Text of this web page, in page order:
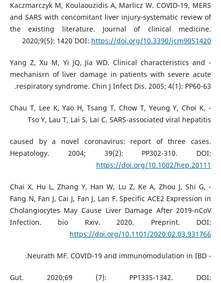
Kaczmarczyk M, Koulaouzidis A, Marlicz W. COVID-19, MERS
and SARS with concomitant liver injury-systematic review of
the existing literature. Journal of clinical medicine.
2020;9(5): 1420 DOI: https://doi.org/10.3390/jcm9051420
- Yang Z, Xu M, Yi JQ, Jia WD. Clinical characteristics and
mechanisrn of liver damage in patients with severe acute
respiratory syndrome. Chin J Infect Dis. 2005; 4(1): PP60-63.
- Chau T, Lee K, Yao H, Tsang T, Chow T, Yeung Y, Choi K,
Tso Y, Lau T, Lai S, Lai C. SARS-associated viral hepatitis
caused by a novel coronavirus: report of three cases.
Hepatology. 2004; 39(2): PP302-310. DOI:
https://doi.org/10.1002/hep.20111
- Chai X, Hu L, Zhang Y, Han W, Lu Z, Ke A, Zhou J, Shi G,
Fang N, Fan J, Cai J, Fan J, Lan F. Specific ACE2 Expression in
Cholangiocytes May Cause Liver Damage After 2019-nCoV
Infection. bio Rxiv. 2020. Preprint. DOI:
https://doi.org/10.1101/2020.02.03.931766
- Neurath MF. COVID-19 and immunomodulation in IBD.
Gut. 2020;69 (7): PP1335-1342. DOI: